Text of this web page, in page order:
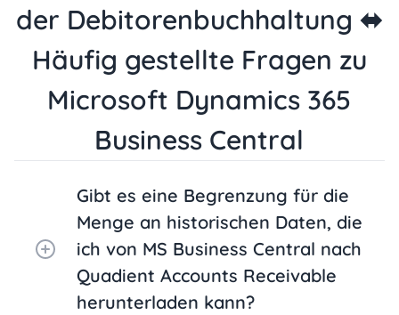
der Debitorenbuchhaltung ⬌
Häufig gestellte Fragen zu
Microsoft Dynamics 365
Business Central
Gibt es eine Begrenzung für die
Menge an historischen Daten, die
ich von MS Business Central nach
Quadient Accounts Receivable
herunterladen kann?